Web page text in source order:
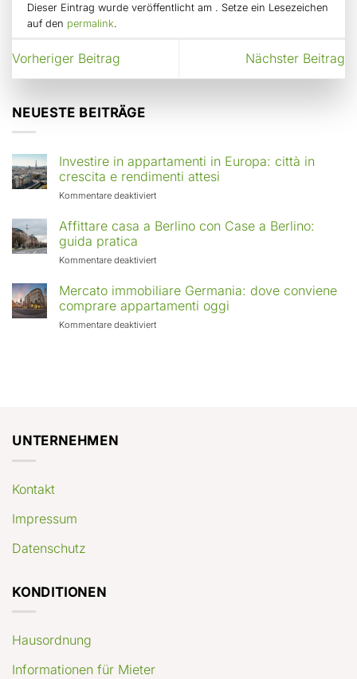
Dieser Eintrag wurde veröffentlicht am . Setze ein Lesezeichen
auf den permalink.
Vorheriger Beitrag Nächster Beitrag
NEUESTE BEITRÄGE
Investire in appartamenti in Europa: città in
crescita e rendimenti attesi
Kommentare deaktiviertfür
in
Europa:
in
crescita
rendimenti
Affittare casa a Berlino con Case a Berlino:
guida pratica
Kommentare deaktiviertfür
casa
a
Berlino
con
Mercato immobiliare Germania: dove conviene
comprare appartamenti oggi
Kommentare deaktiviertfür
UNTERNEHMEN
Kontakt
Impressum
Datenschutz
KONDITIONEN
Hausordnung
Informationen für Mieter